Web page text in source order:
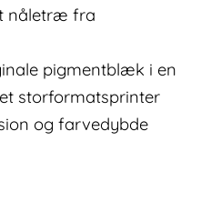
nåletræ fra
pigmentblæk i en
storformatsprinter
og farvedybde